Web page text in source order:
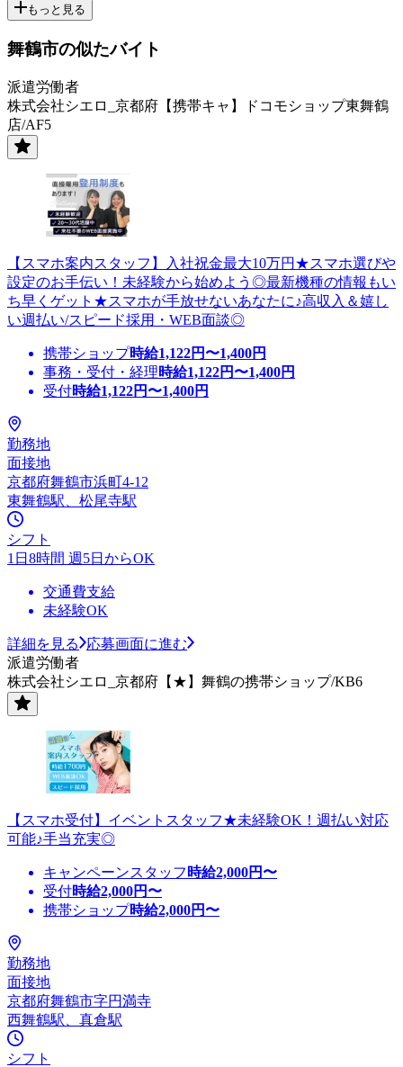
もっと見る
舞鶴市の似たバイト
派遣労働者
株式会社シエロ_京都府【携帯キャ】ドコモショップ東舞鶴
店/AF5
【スマホ案内スタッフ】入社祝金最大10万円★スマホ選びや
設定のお手伝い！未経験から始めよう◎最新機種の情報もい
ち早くゲット★スマホが手放せないあなたに♪高収入＆嬉し
い週払い/スピード採用・WEB面談◎
携帯ショップ時給1,122円〜1,400円
事務・受付・経理時給1,122円〜1,400円
受付時給1,122円〜1,400円
勤務地
面接地
京都府舞鶴市浜町4-12
東舞鶴駅、松尾寺駅
シフト
1日8時間 週5日からOK
交通費支給
未経験OK
詳細を見る
応募画面に進む
派遣労働者
株式会社シエロ_京都府【★】舞鶴の携帯ショップ/KB6
【スマホ受付】イベントスタッフ★未経験OK！週払い対応
可能♪手当充実◎
キャンペーンスタッフ 時給2,000円〜
受付時給2,000円〜
携帯ショップ時給2,000円〜
勤務地
面接地
京都府舞鶴市字円満寺
西舞鶴駅、真倉駅
シフト